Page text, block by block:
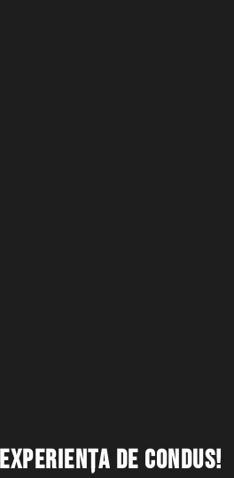
de condus!